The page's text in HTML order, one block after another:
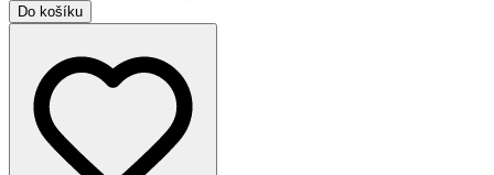
Do košíku